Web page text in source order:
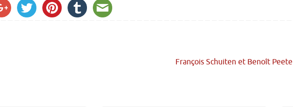
François Schuiten et Benoît